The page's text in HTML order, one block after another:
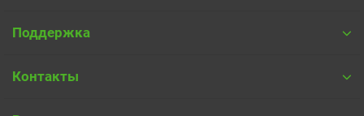
Поддержка
Контакты